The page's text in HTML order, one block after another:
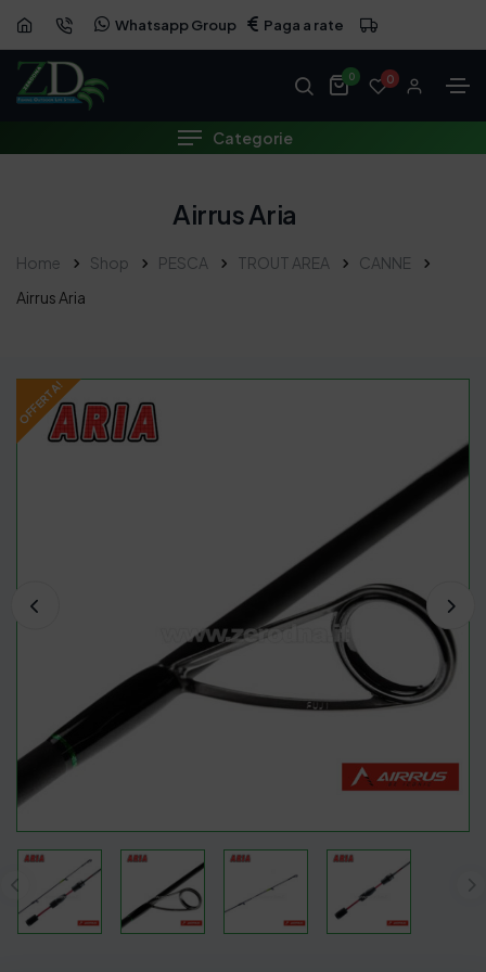
Whatsapp Group Paga a rate
0 0
Categorie
Airrus Aria
Home Shop PESCA TROUT AREA
CANNE
Airrus Aria
OFFERTA
OFFERTA!